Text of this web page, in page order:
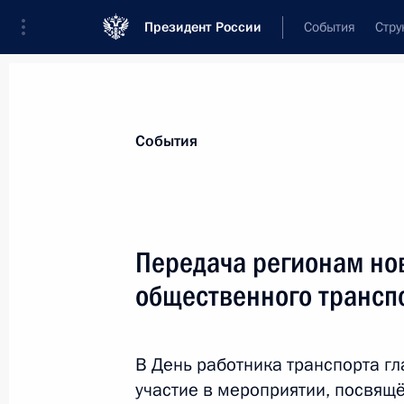
Президент России События
транспорта
20 ноября 2023 года, 19:10
События
Передача регионам
общественного
В День работника транспорта
участие в мероприятии,